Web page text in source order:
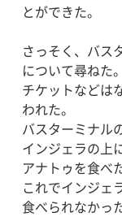
とができた。
さっそく、バス
について尋ねた。
チケットなどは
われた。
バスターミナル
インジェラの上
アナトゥを食べ
これでインジェ
食べられなかっ